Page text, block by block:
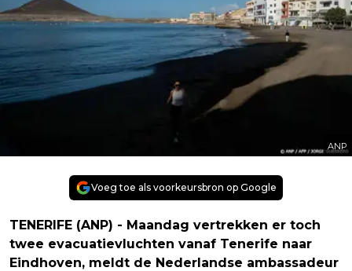
ANP
Voeg toe als voorkeursbron op Google
TENERIFE (ANP) - Maandag vertrekken er toch
twee evacuatievluchten vanaf Tenerife naar
Eindhoven, meldt de Nederlandse ambassadeur